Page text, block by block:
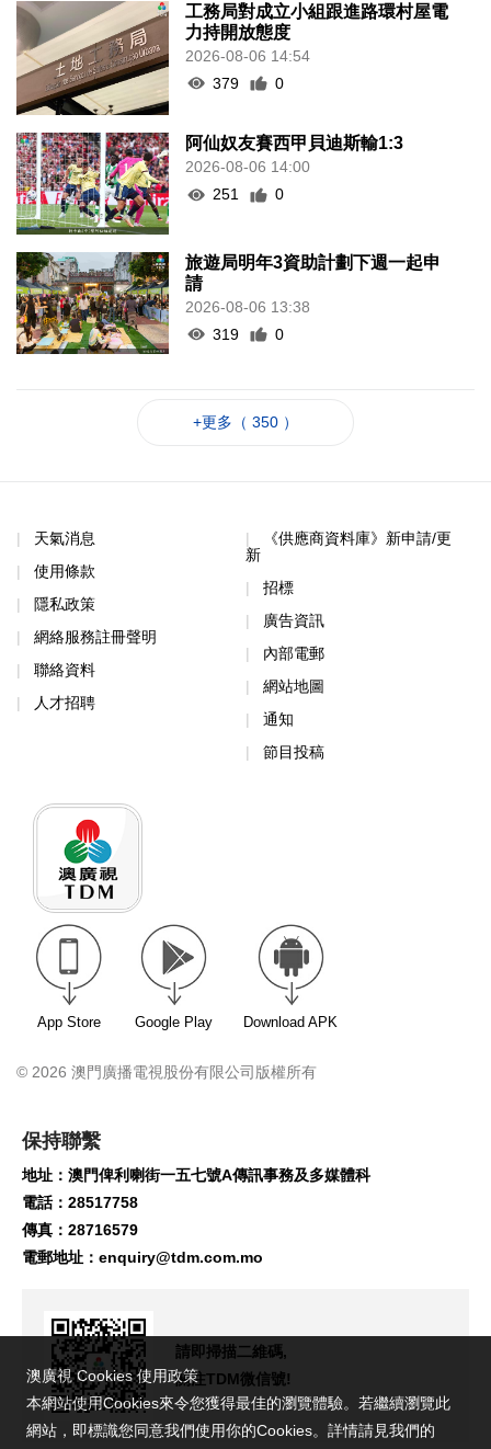
工務局對成立小組跟進路環村屋電
力持開放態度
2026-08-06 14:54
379
0
阿仙奴友賽西甲貝迪斯輸1:3
2026-08-06 14:00
251
0
旅遊局明年3資助計劃下週一起申
請
2026-08-06 13:38
319
0
+更多（ 350 ）
天氣消息
使用條款
隱私政策
網絡服務註冊聲明
聯絡資料
人才招聘
《供應商資料庫》新申請/更
新
招標
廣告資訊
內部電郵
網站地圖
通知
節目投稿
App Store Google Play Download APK
© 2026 澳門廣播電視股份有限公司版權所有
保持聯繫
地址：澳門俾利喇街一五七號A傳訊事務及多媒體科
電話：28517758
傳真：28716579
電郵地址： enquiry@tdm.com.mo
請即掃描二維碼,
關注TDM微信號!
澳廣視 Cookies 使用政策
本網站使用Cookies來令您獲得最佳的瀏覽體驗。若繼續瀏覽此
網站，即標識您同意我們使用你的Cookies。詳情請見我們的